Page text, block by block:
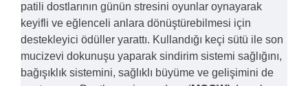
patili dostlarının günün stresini oyunlar oynayarak
keyifli ve eğlenceli anlara dönüştürebilmesi için
destekleyici ödüller yarattı. Kullandığı keçi sütü ile son
mucizevi dokunuşu yaparak sindirim sistemi sağlığını,
bağışıklık sistemini, sağlıklı büyüme ve gelişimini de